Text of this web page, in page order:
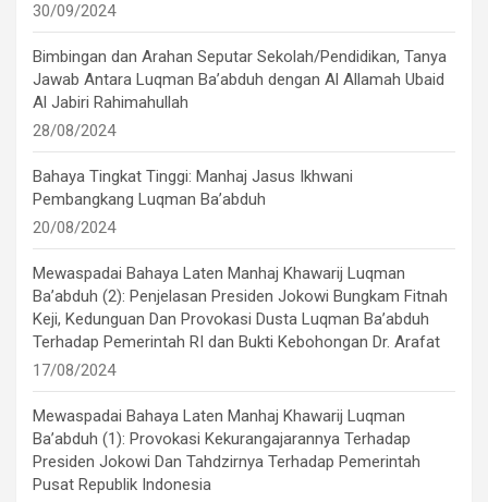
30/09/2024
Bimbingan dan Arahan Seputar Sekolah/Pendidikan, Tanya
Jawab Antara Luqman Ba’abduh dengan Al Allamah Ubaid
Al Jabiri Rahimahullah
28/08/2024
Bahaya Tingkat Tinggi: Manhaj Jasus Ikhwani
Pembangkang Luqman Ba’abduh
20/08/2024
Mewaspadai Bahaya Laten Manhaj Khawarij Luqman
Ba’abduh (2): Penjelasan Presiden Jokowi Bungkam Fitnah
Keji, Kedunguan Dan Provokasi Dusta Luqman Ba’abduh
Terhadap Pemerintah RI dan Bukti Kebohongan Dr. Arafat
17/08/2024
Mewaspadai Bahaya Laten Manhaj Khawarij Luqman
Ba’abduh (1): Provokasi Kekurangajarannya Terhadap
Presiden Jokowi Dan Tahdzirnya Terhadap Pemerintah
Pusat Republik Indonesia